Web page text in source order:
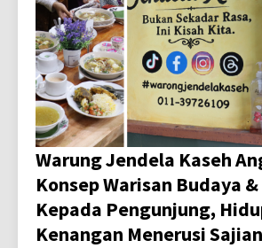
Warung Jendela Kaseh
Konsep Warisan Budaya &
Kepada Pengunjung,
Kenangan Menerusi Sajian